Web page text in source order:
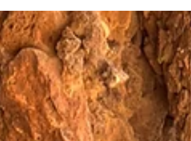
学んできました 中医師の楊暁波先生と アトピー
原因はいろいろ考えられます 中医学から見ると
の表面だけではなく、「体の中」にも問題がある
ことが多いです 私は生活習慣を見直して、体質
改善していくのが一番の近道だと思っています ⭐️
症状は？ アトピーは乾燥と熱によることが多
です 肌が赤くて痒い ジュクジュク滲出液が
ている カサカサ粉を吹く ⭐️なぜ？ 原因は
食事の乱れ ストレスを溜め込み気の巡りが滞
て熱（気滞）を生じている 夜更かしをして睡
時間が短く体の回復ができない 生まれつきの